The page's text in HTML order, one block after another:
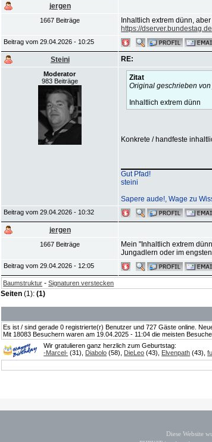
jergen
1667 Beiträge
Inhaltlich extrem dünn,
https://
Beitrag vom 29.04.2026 - 10:25
Steini RE:
Moderator
983 Beiträge
Zitat
Original geschrieben
Inhaltlich extrem dünn
Konkrete / handfeste
Gut Pfad!
steini
Sapere aude!, Wage zu
Beitrag vom 29.04.2026 - 10:32
jergen
1667 Beiträge
Mein "Inhaltlich extrem
Jungadlern oder im
Beitrag vom 29.04.2026 - 12:05
Baumstruktur -Signaturen verstecken
Seiten (1):(1)
Es ist / sind gerade 0 registrierte(r) Benutzer und 727 Gäste online.
Mit 18083 Besuchern waren am 19.04.2025 - 11:04 die meisten
Wir gratulieren ganz herzlich zum Geburtstag:
-Marcel- (31), Diabolo (58), DieLeo (43), Elvenpath (43),
Diese Website